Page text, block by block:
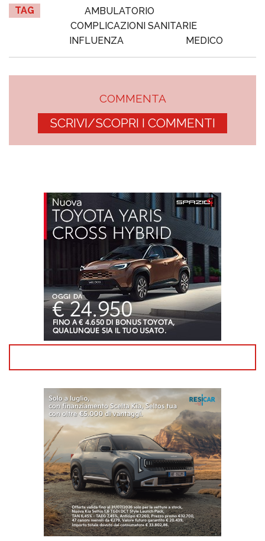
TAG
AMBULATORIO
COMPLICAZIONI SANITARIE
INFLUENZA
MEDICO
COMMENTA
SCRIVI/SCOPRI I COMMENTI